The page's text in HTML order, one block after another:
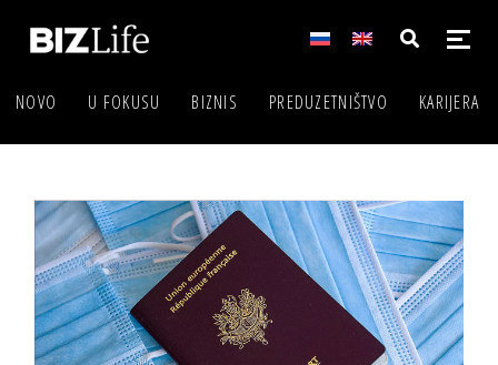
NOVO U FOKUSU BIZNIS PREDUZETNIŠTVO KARIJERA